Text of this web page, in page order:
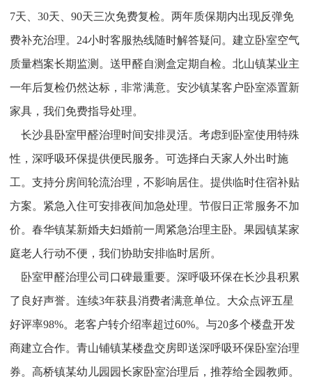
7天、30天、90天三次免费复检。两年质保期内出现反弹免
费补充治理。24小时客服热线随时解答疑问。建立卧室空气
质量档案长期监测。送甲醛自测盒定期自检。北山镇某业主
一年后复检仍然达标，非常满意。安沙镇某客户卧室添置新
家具，我们免费指导处理。
长沙县卧室甲醛治理时间安排灵活。考虑到卧室使用特殊
性，深呼吸环保提供便民服务。可选择白天家人外出时施
工。支持分房间轮流治理，不影响居住。提供临时住宿补贴
方案。紧急入住可安排夜间加急处理。节假日正常服务不加
价。春华镇某新婚夫妇婚前一周紧急治理主卧。果园镇某家
庭老人行动不便，我们协助安排临时居所。
卧室甲醛治理公司口碑最重要。深呼吸环保在长沙县积累
了良好声誉。连续3年获县消费者满意单位。大众点评五星
好评率98%。老客户转介绍率超过60%。与20多个楼盘开发
商建立合作。青山铺镇某楼盘交房即送深呼吸环保卧室治理
券。高桥镇某幼儿园园长家卧室治理后，推荐给全园教师。